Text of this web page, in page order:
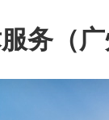
务（